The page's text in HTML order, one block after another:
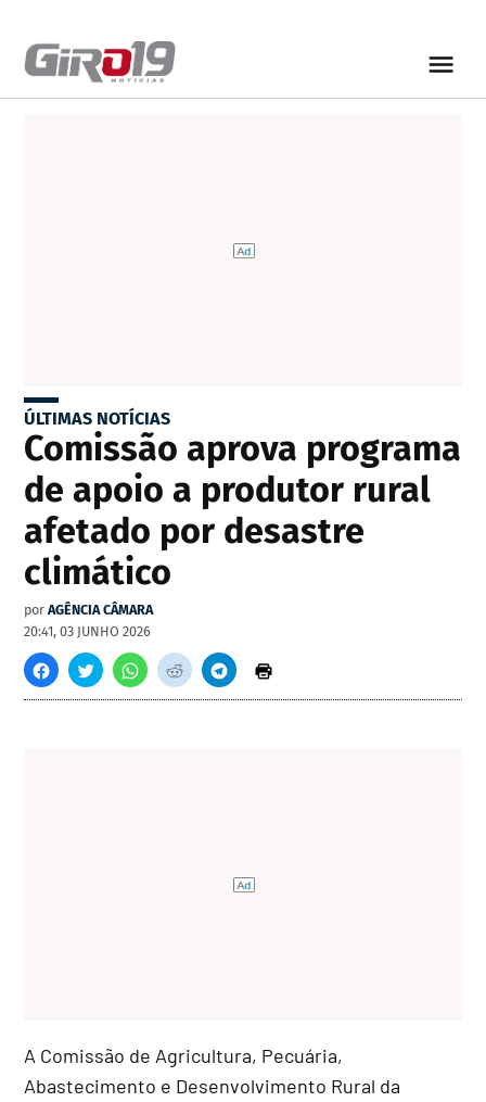
ÚLTIMAS NOTÍCIAS
Comissão aprova programa
de apoio a produtor rural
afetado por desastre
climático
por AGÊNCIA CÂMARA
20:41, 03 JUNHO 2026
A Comissão de Agricultura, Pecuária,
Abastecimento e Desenvolvimento Rural da